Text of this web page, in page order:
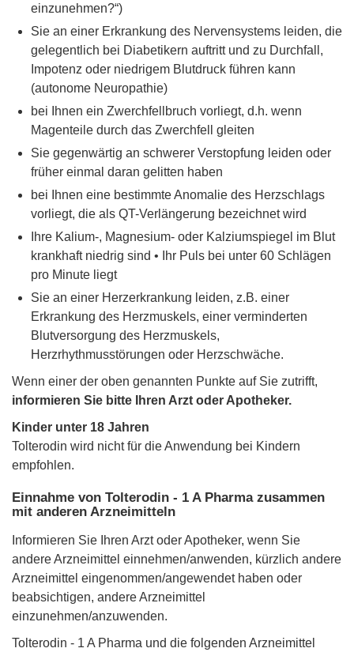
einzunehmen?“)
Sie an einer Erkrankung des Nervensystems leiden, die
gelegentlich bei Diabetikern auftritt und zu Durchfall,
Impotenz oder niedrigem Blutdruck führen kann
(autonome Neuropathie)
bei Ihnen ein Zwerchfellbruch vorliegt, d.h. wenn
Magenteile durch das Zwerchfell gleiten
Sie gegenwärtig an schwerer Verstopfung leiden oder
früher einmal daran gelitten haben
bei Ihnen eine bestimmte Anomalie des Herzschlags
vorliegt, die als QT-Verlängerung bezeichnet wird
Ihre Kalium-, Magnesium- oder Kalziumspiegel im Blut
krankhaft niedrig sind • Ihr Puls bei unter 60 Schlägen
pro Minute liegt
Sie an einer Herzerkrankung leiden, z.B. einer
Erkrankung des Herzmuskels, einer verminderten
Blutversorgung des Herzmuskels,
Herzrhythmusstörungen oder Herzschwäche.
Wenn einer der oben genannten Punkte auf Sie zutrifft,
informieren Sie bitte Ihren Arzt oder Apotheker.
Kinder unter 18 Jahren
Tolterodin wird nicht für die Anwendung bei Kindern
empfohlen.
Einnahme von Tolterodin - 1 A Pharma zusammen
mit anderen Arzneimitteln
Informieren Sie Ihren Arzt oder Apotheker, wenn Sie
andere Arzneimittel einnehmen/anwenden, kürzlich andere
Arzneimittel eingenommen/angewendet haben oder
beabsichtigen, andere Arzneimittel
einzunehmen/anzuwenden.
Tolterodin - 1 A Pharma und die folgenden Arzneimittel